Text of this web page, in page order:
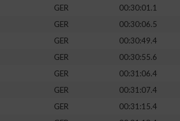
GER
00:30:01.1
GER
00:30:06.5
GER
00:30:49.4
GER 00:30:55.6
GER
00:31:06.4
GER
00:31:07.4
GER
00:31:15.4